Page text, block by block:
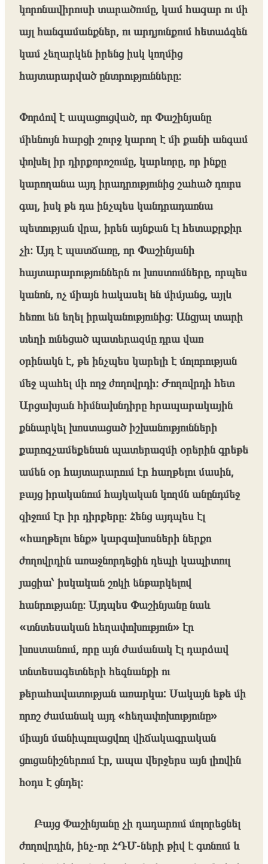
կորոնավիրուսի տարածումը, կամ հազար ու մի
այլ հանգամանքներ, ու արդյունքում հետաձգեն
կամ չեղարկեն իրենց իսկ կողմից
հայտարարված ընտրությունները։
Փորձով է ապացուցված, որ Փաշինյանը
միևնույն հարցի շուրջ կարող է մի քանի անգամ
փոխել իր դիրքորոշումը, կարևորը, որ ինքը
կարողանա այդ իրադրությունից շահած դուրս
գալ, իսկ թե դա ինչպես կանդրադառնա
պետության վրա, իրեն այնքան էլ հետաքրքիր
չի։ Այդ է պատճառը, որ Փաշինյանի
հայտարարություններն ու խոստումները, որպես
կանոն, ոչ միայն հակասել են միմյանց, այլև
հեռու են եղել իրականությունից։ Անցյալ տարի
տեղի ունեցած պատերազմը դրա վառ
օրինակն է, թե ինչպես կարելի է մոլորության
մեջ պահել մի ողջ ժողովրդի։ Ժողովրդի հետ
Արցախյան հիմնախնդիրը հրապարակային
քննարկել խոստացած իշխանությունների
քարոզչամեքենան պատերազմի օրերին գրեթե
ամեն օր հայտարարում էր հաղթելու մասին,
բայց իրականում հայկական կողմն անընդմեջ
զիջում էր իր դիրքերը։ Հենց այդպես էլ
«հաղթելու ենք» կարգախոսների ներքո
ժողովրդին առաջնորդեցին դեպի կապիտուլ
յացիա՝ իսկական շոկի ենթարկելով
հանրությանը։ Այդպես Փաշինյանը նաև
«տնտեսական հեղափոխություն» էր
խոստանում, որը այն ժամանակ էլ դարձավ
տնտեսագետների հեգնանքի ու
թերահավատության առարկա: Սակայն եթե մի
որոշ ժամանակ այդ «հեղափոխությունը»
միայն մանիպուլացվող վիճակագրական
ցուցանիշներում էր, ապա վերջերս այն լիովին
հօդս է ցնդել։
Բայց Փաշինյանը չի դադարում մոլորեցնել
ժողովրդին, ինչ-որ ՀԴՄ-ների թիվ է գտնում և